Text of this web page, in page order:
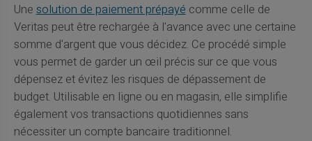
Unesolution de paiement prépayécomme celle de
Veritas peut être rechargée à l'avance avec une certaine
somme d'argent que vous décidez. Ce procédé simple
vous permet de garder un œil précis sur ce que vous
dépensez et évitez les risques de dépassement de
budget. Utilisable en ligne ou en magasin, elle simplifie
également vos transactions quotidiennes sans
nécessiter un compte bancaire traditionnel.